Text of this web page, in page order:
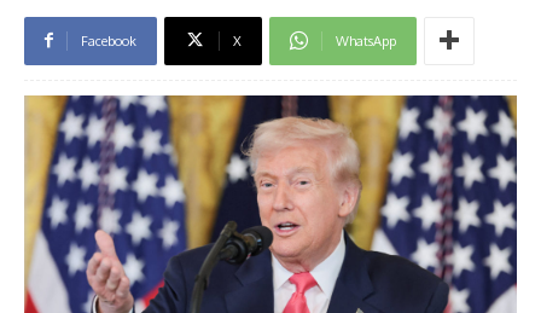
Facebook X WhatsApp